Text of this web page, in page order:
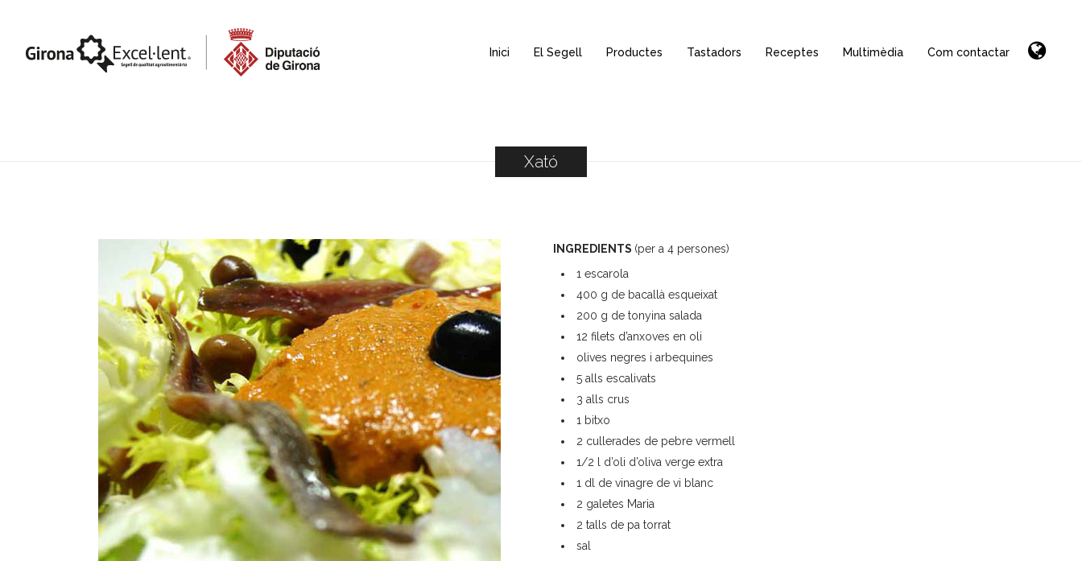
Inici El Segell Productes Tastadors Receptes Multimèdia Com contactar
Xató
INGREDIENTS (per a 4 persones)
1 escarola
400 g de bacallà esqueixat
200 g de tonyina salada
12 filets d’anxoves en oli
olives negres i arbequines
5 alls escalivats
3 alls crus
1 bitxo
2 cullerades de pebre vermell
1/2 l d’oli d’oliva verge extra
1 dl de vinagre de vi blanc
2 galetes Maria
2 talls de pa torrat
sal